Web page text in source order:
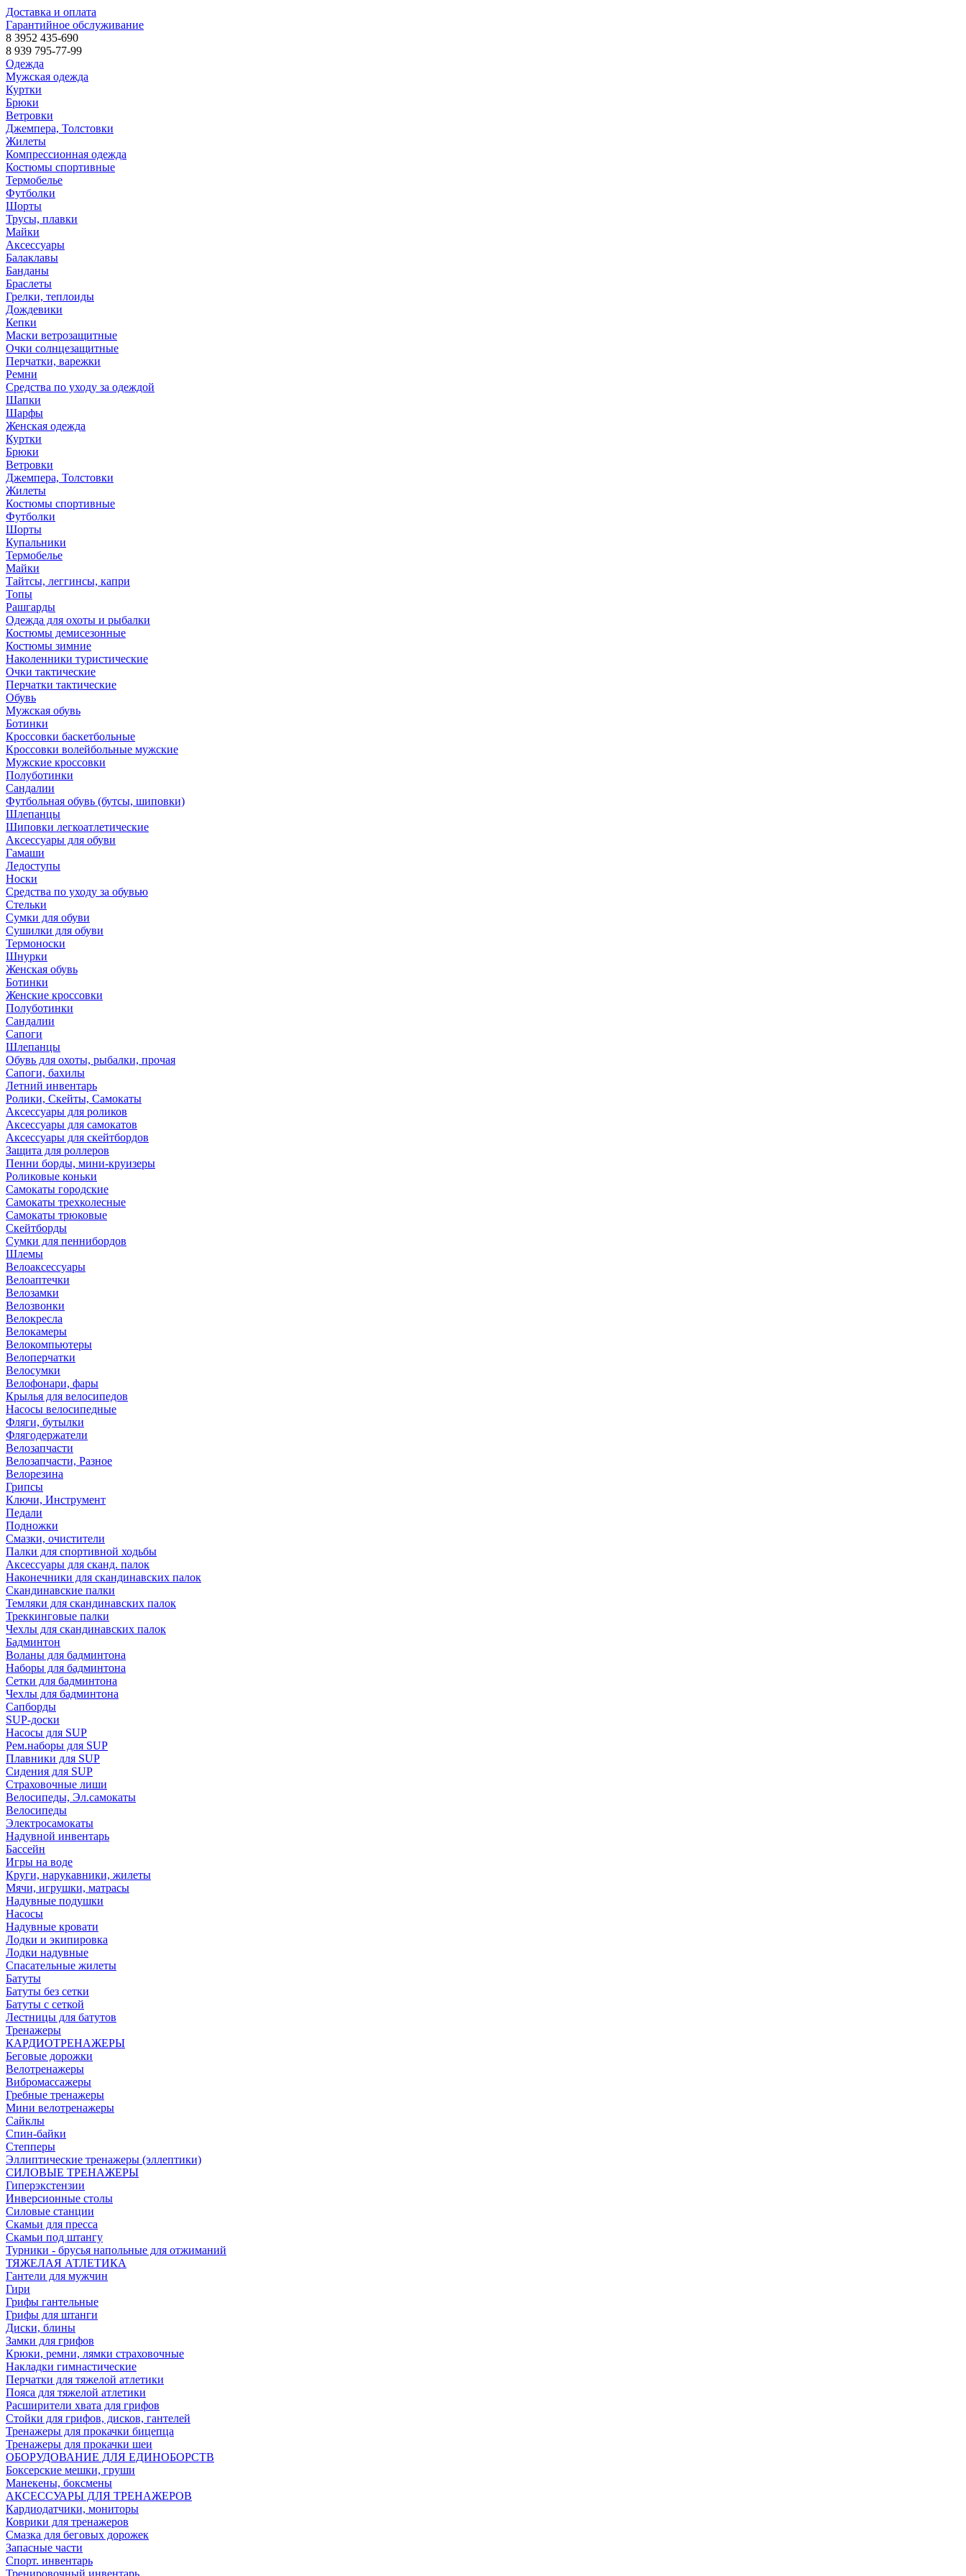
Доставка и оплата
Гарантийное обслуживание
8 3952 435-690
8 939 795-77-99
Одежда
Мужская одежда
Куртки
Брюки
Ветровки
Джемпера, Толстовки
Жилеты
Компрессионная одежда
Костюмы спортивные
Термобелье
Футболки
Шорты
Трусы, плавки
Майки
Аксессуары
Балаклавы
Банданы
Браслеты
Грелки, теплоиды
Дождевики
Кепки
Маски ветрозащитные
Очки солнцезащитные
Перчатки, варежки
Ремни
Средства по уходу за одеждой
Шапки
Шарфы
Женская одежда
Куртки
Брюки
Ветровки
Джемпера, Толстовки
Жилеты
Костюмы спортивные
Футболки
Шорты
Купальники
Термобелье
Майки
Тайтсы, леггинсы, капри
Топы
Рашгарды
Одежда для охоты и рыбалки
Костюмы демисезонные
Костюмы зимние
Наколенники туристические
Очки тактические
Перчатки тактические
Обувь
Мужская обувь
Ботинки
Кроссовки баскетбольные
Кроссовки волейбольные мужские
Мужские кроссовки
Полуботинки
Сандалии
Футбольная обувь (бутсы, шиповки)
Шлепанцы
Шиповки легкоатлетические
Аксессуары для обуви
Гамаши
Ледоступы
Носки
Средства по уходу за обувью
Стельки
Сумки для обуви
Сушилки для обуви
Термоноски
Шнурки
Женская обувь
Ботинки
Женские кроссовки
Полуботинки
Сандалии
Сапоги
Шлепанцы
Обувь для охоты, рыбалки, прочая
Сапоги, бахилы
Летний инвентарь
Ролики, Скейты, Самокаты
Аксессуары для роликов
Аксессуары для самокатов
Аксессуары для скейтбордов
Защита для роллеров
Пенни борды, мини-круизеры
Роликовые коньки
Самокаты городские
Самокаты трехколесные
Самокаты трюковые
Скейтборды
Сумки для пеннибордов
Шлемы
Велоаксессуары
Велоаптечки
Велозамки
Велозвонки
Велокресла
Велокамеры
Велокомпьютеры
Велоперчатки
Велосумки
Велофонари, фары
Крылья для велосипедов
Насосы велосипедные
Фляги, бутылки
Флягодержатели
Велозапчасти
Велозапчасти, Разное
Велорезина
Грипсы
Ключи, Инструмент
Педали
Подножки
Смазки, очистители
Палки для спортивной ходьбы
Аксессуары для сканд. палок
Наконечники для скандинавских палок
Скандинавские палки
Темляки для скандинавских палок
Треккинговые палки
Чехлы для скандинавских палок
Бадминтон
Воланы для бадминтона
Наборы для бадминтона
Сетки для бадминтона
Чехлы для бадминтона
Сапборды
SUP-доски
Насосы для SUP
Рем.наборы для SUP
Плавники для SUP
Сидения для SUP
Страховочные лиши
Велосипеды, Эл.самокаты
Велосипеды
Электросамокаты
Надувной инвентарь
Бассейн
Игры на воде
Круги, нарукавники, жилеты
Мячи, игрушки, матрасы
Надувные подушки
Насосы
Надувные кровати
Лодки и экипировка
Лодки надувные
Спасательные жилеты
Батуты
Батуты без сетки
Батуты с сеткой
Лестницы для батутов
Тренажеры
КАРДИОТРЕНАЖЕРЫ
Беговые дорожки
Велотренажеры
Вибромассажеры
Гребные тренажеры
Мини велотренажеры
Сайклы
Спин-байки
Степперы
Эллиптические тренажеры (эллептики)
СИЛОВЫЕ ТРЕНАЖЕРЫ
Гиперэкстензии
Инверсионные столы
Силовые станции
Скамьи для пресса
Скамьи под штангу
Турники - брусья напольные для отжиманий
ТЯЖЕЛАЯ АТЛЕТИКА
Гантели для мужчин
Гири
Грифы гантельные
Грифы для штанги
Диски, блины
Замки для грифов
Крюки, ремни, лямки страховочные
Накладки гимнастические
Перчатки для тяжелой атлетики
Пояса для тяжелой атлетики
Расширители хвата для грифов
Стойки для грифов, дисков, гантелей
Тренажеры для прокачки бицепца
Тренажеры для прокачки шеи
ОБОРУДОВАНИЕ ДЛЯ ЕДИНОБОРСТВ
Боксерские мешки, груши
Манекены, боксмены
АКСЕССУАРЫ ДЛЯ ТРЕНАЖЕРОВ
Кардиодатчики, мониторы
Коврики для тренажеров
Смазка для беговых дорожек
Запасные части
Спорт. инвентарь
Тренировочный инвентарь